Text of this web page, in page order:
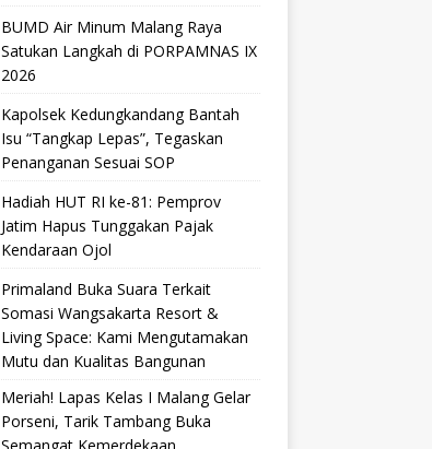
BUMD Air Minum Malang Raya
Satukan Langkah di PORPAMNAS IX
2026
Kapolsek Kedungkandang Bantah
Isu “Tangkap Lepas”, Tegaskan
Penanganan Sesuai SOP
Hadiah HUT RI ke-81: Pemprov
Jatim Hapus Tunggakan Pajak
Kendaraan Ojol
Primaland Buka Suara Terkait
Somasi Wangsakarta Resort &
Living Space: Kami Mengutamakan
Mutu dan Kualitas Bangunan
Meriah! Lapas Kelas I Malang Gelar
Porseni, Tarik Tambang Buka